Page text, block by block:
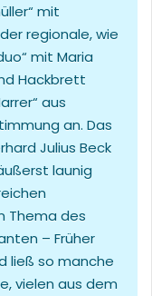
mit
regionale, wie
mit Maria
Hackbrett
aus
an. Das
Julius Beck
launig
Thema des
– Früher
ließ so manche
vielen aus dem